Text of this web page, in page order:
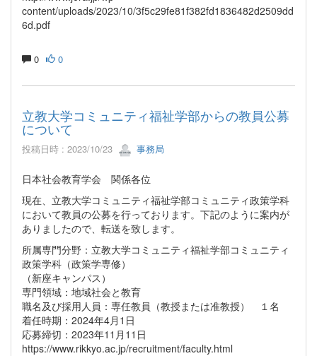
content/uploads/2023/10/3f5c29fe81f382fd1836482d2509dd
6d.pdf
0 0
立教大学コミュニティ福祉学部からの教員公募
について
投稿日時 : 2023/10/23 事務局
⽇本社会教育学会 関係各位
現在、立教大学コミュニティ福祉学部コミュニティ政策学科
において教員の公募を行っております。下記のように案内が
ありましたので、転送を致します。
所属専門分野：立教大学コミュニティ福祉学部コミュニティ
政策学科（政策学専修）
（新座キャンパス）
専門領域：地域社会と教育
職名及び採用人員：専任教員（教授または准教授） １名
着任時期：2024年4月1日
応募締切：2023年11月11日
https://www.rikkyo.ac.jp/recruitment/faculty.html